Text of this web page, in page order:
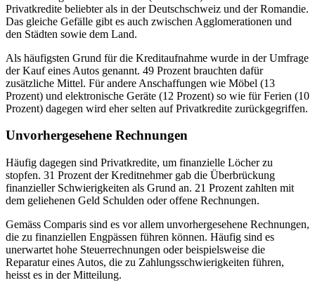
Privatkredite beliebter als in der Deutschschweiz und der Romandie.
Das gleiche Gefälle gibt es auch zwischen Agglomerationen und
den Städten sowie dem Land.
Als häufigsten Grund für die Kreditaufnahme wurde in der Umfrage
der Kauf eines Autos genannt. 49 Prozent brauchten dafür
zusätzliche Mittel. Für andere Anschaffungen wie Möbel (13
Prozent) und elektronische Geräte (12 Prozent) so wie für Ferien (10
Prozent) dagegen wird eher selten auf Privatkredite zurückgegriffen.
Unvorhergesehene Rechnungen
Häufig dagegen sind Privatkredite, um finanzielle Löcher zu
stopfen. 31 Prozent der Kreditnehmer gab die Überbrückung
finanzieller Schwierigkeiten als Grund an. 21 Prozent zahlten mit
dem geliehenen Geld Schulden oder offene Rechnungen.
Gemäss Comparis sind es vor allem unvorhergesehene Rechnungen,
die zu finanziellen Engpässen führen können. Häufig sind es
unerwartet hohe Steuerrechnungen oder beispielsweise die
Reparatur eines Autos, die zu Zahlungsschwierigkeiten führen,
heisst es in der Mitteilung.